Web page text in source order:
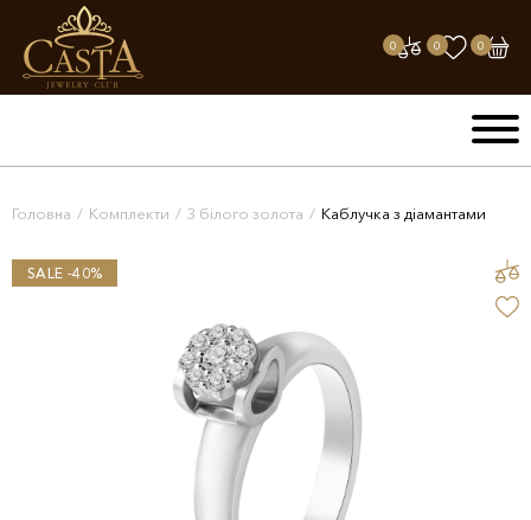
0 0 0
Головна / Комплекти / З білого золота / Каблучка з діамантами
SALE -40%